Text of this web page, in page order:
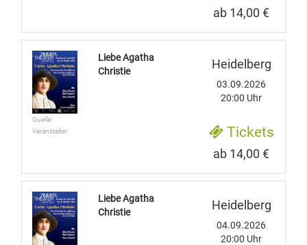
ab 14,00 €
Quelle:
Veranstalter
Liebe Agatha
Christie
Heidelberg
03.09.2026
20:00 Uhr
Tickets
ab 14,00 €
Liebe Agatha
Christie
Heidelberg
04.09.2026
20:00 Uhr